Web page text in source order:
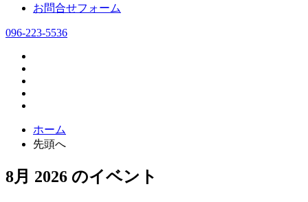
お問合せフォーム
096-223-5536
ホーム
先頭へ
8月 2026 のイベント